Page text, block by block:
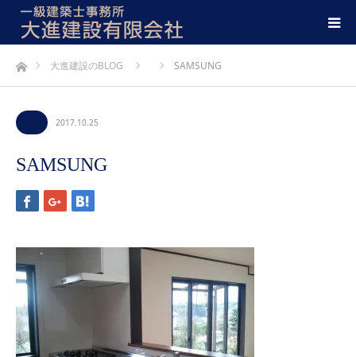
ホーム大進建設のBLOG SAMSUNG
2017.10.25
SAMSUNG